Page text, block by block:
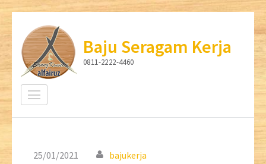
konten
(Tekan
Enter)
Baju Seragam Kerja
0811-2222-4460
25/01/2021 bajukerja